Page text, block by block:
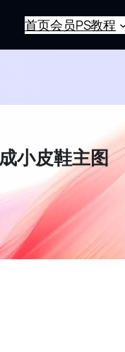
首页会员PS教程
小皮鞋主图